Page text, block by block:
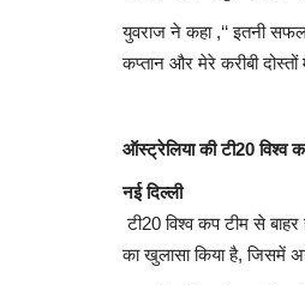
युवराज ने कहा ,‘‘ इतनी
कप्तान और मेरे करीबी
ऑस्ट्रेलिया की टी20 विश्व
नई दिल्ली
टी20 विश्व कप टीम से
का खुलासा किया है, जिसमें